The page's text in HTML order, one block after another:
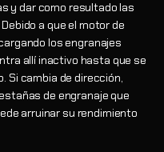
y dar como resultado las
a que el motor de
los engranajes
allí inactivo hasta que se
Si cambia de dirección,
de engranaje que
arruinar su rendimiento